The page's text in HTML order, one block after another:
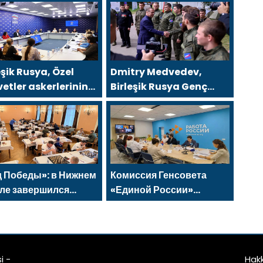
Rusya, Özel
askerlerinin
yeni
destek
hakkında
Dmitry Medvedev,
Birleşik Rusya Genç
Muhafızları ve Gönüllü
Bölüğü’nden
gönüllüleri cephe
hatlarına kadar eşlik
etti
Победы»: в Нижнем
завершился
Всероссийский
для СВОих»
Комиссия Генсовета
«Единой России»
разработает модель
людей с инвалидностью
-